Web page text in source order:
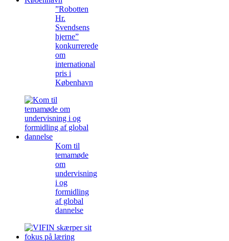
”Robotten
Hr.
Svendsens
hjerne”
konkurrerede
om
international
pris i
København
Kom til
temamøde
om
undervisning
i og
formidling
af global
dannelse